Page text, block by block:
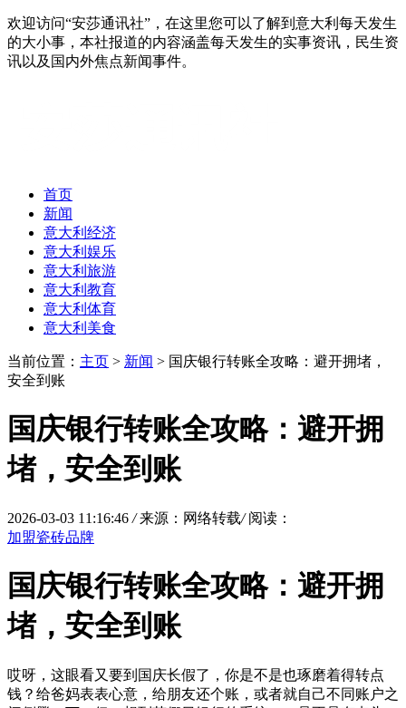
欢迎访问“安莎通讯社”，在这里您可以了解到意大利每天发生
的大小事，本社报道的内容涵盖每天发生的实事资讯，民生资
讯以及国内外焦点新闻事件。
首页
新闻
意大利经济
意大利娱乐
意大利旅游
意大利教育
意大利体育
意大利美食
当前位置： 主页 > 新闻 > 国庆银行转账全攻略：避开拥堵，
安全到账
国庆银行转账全攻略：避开拥
堵，安全到账
2026-03-03 11:16:46 / 来源：网络转载/ 阅读：
加盟瓷砖品牌
国庆银行转账全攻略：避开拥
堵，安全到账
哎呀，这眼看又要到国庆长假了，你是不是也琢磨着得转点
钱？给爸妈表表心意，给朋友还个账，或者就自己不同账户之